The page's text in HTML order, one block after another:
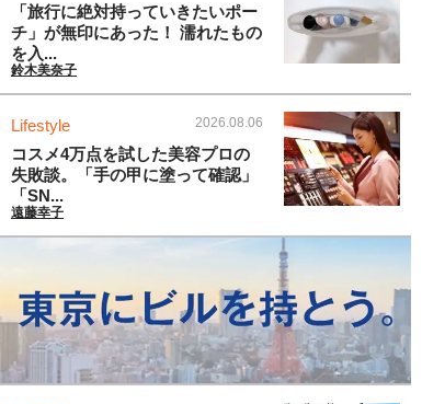
「旅行に絶対持っていきたいポー
チ」が無印にあった！ 濡れたもの
を入...
鈴木美奈子
Lifestyle 2026.08.06
コスメ4万点を試した美容プロの
失敗談。「手の甲に塗って確認」
「SN...
遠藤幸子